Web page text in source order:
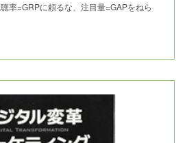
率=GRPに頼るな、注目量=GAPをねら